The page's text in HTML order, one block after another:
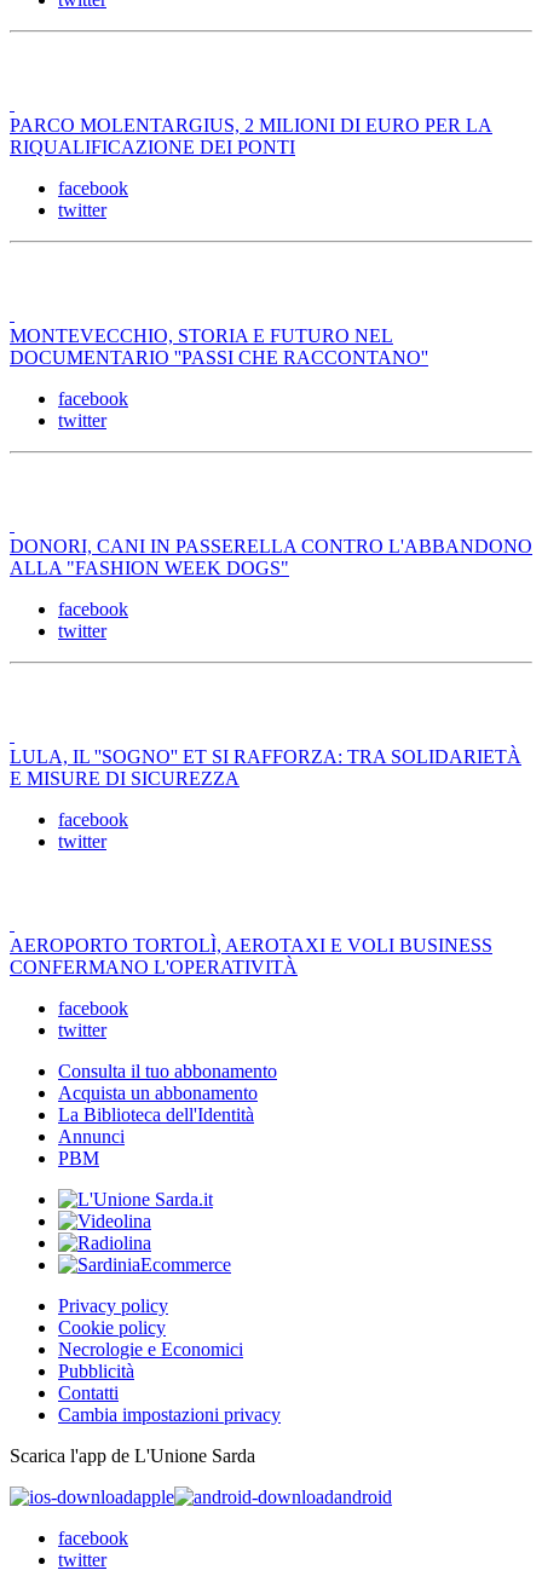
PARCO MOLENTARGIUS, 2 MILIONI DI EURO PER LA
RIQUALIFICAZIONE DEI PONTI
facebook
twitter
MONTEVECCHIO, STORIA E FUTURO NEL
DOCUMENTARIO ''PASSI CHE RACCONTANO''
facebook
twitter
DONORI, CANI IN PASSERELLA CONTRO L'ABBANDONO
ALLA "FASHION WEEK DOGS"
facebook
twitter
LULA, IL ''SOGNO'' ET SI RAFFORZA: TRA SOLIDARIETÀ
E MISURE DI SICUREZZA
facebook
twitter
AEROPORTO TORTOLÌ, AEROTAXI E VOLI BUSINESS
CONFERMANO L'OPERATIVITÀ
facebook
twitter
Consulta il tuo abbonamento
Acquista un abbonamento
La Biblioteca dell'Identità
Annunci
PBM
Privacy policy
Cookie policy
Necrologie e Economici
Pubblicità
Contatti
Cambia impostazioni privacy
Scarica l'app de L'Unione Sarda
apple
android
facebook
twitter